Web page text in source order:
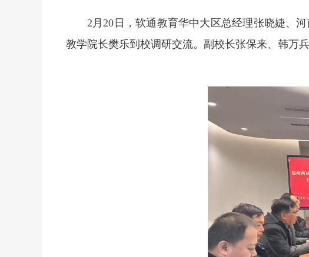
2月20日，软通教育华中大区总经理张晓婕、
教学院长樊乐到校调研交流。副校长张保来、韩万